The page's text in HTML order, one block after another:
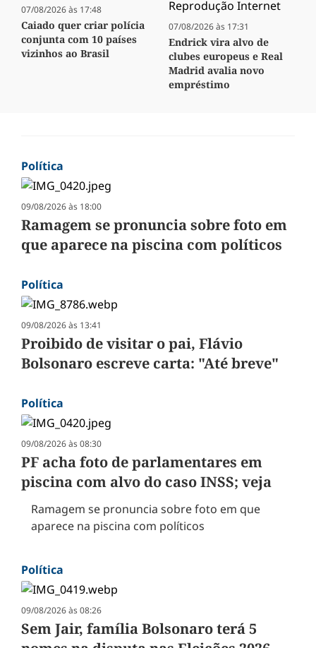
07/08/2026 às 17:48
Caiado quer criar polícia
conjunta com 10 países
vizinhos ao Brasil
07/08/2026 às 17:31
Endrick vira alvo de
clubes europeus e Real
Madrid avalia novo
empréstimo
Política
09/08/2026 às 18:00
Ramagem se pronuncia sobre foto em
que aparece na piscina com políticos
Política
09/08/2026 às 13:41
Proibido de visitar o pai, Flávio
Bolsonaro escreve carta: "Até breve"
Política
09/08/2026 às 08:30
PF acha foto de parlamentares em
piscina com alvo do caso INSS; veja
Ramagem se pronuncia sobre foto em que
aparece na piscina com políticos
Política
09/08/2026 às 08:26
Sem Jair, família Bolsonaro terá 5